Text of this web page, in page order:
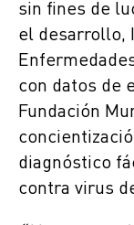
sin fines de
el desarrollo,
con datos de
Fundación
diagnóstico
contra virus